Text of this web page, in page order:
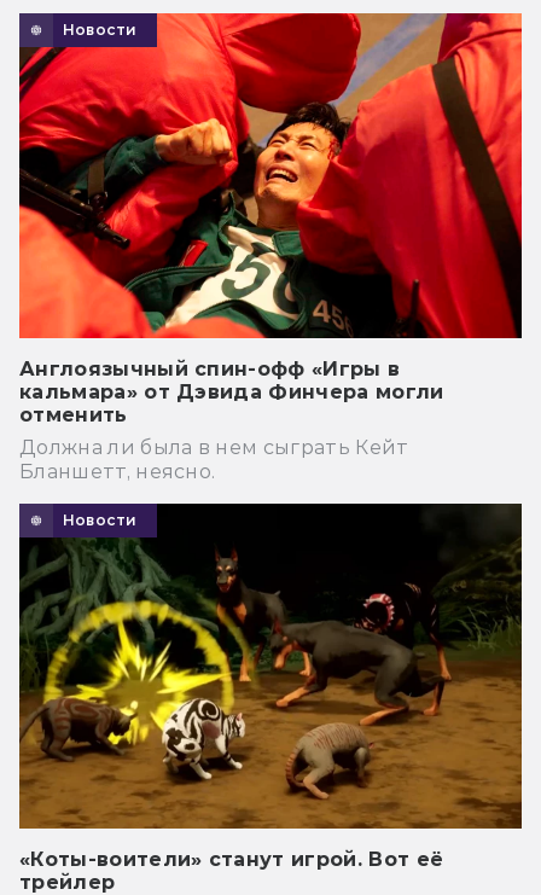
Новости
Англоязычный спин-офф «Игры в
кальмара» от Дэвида Финчера могли
отменить
Должна ли была в нем сыграть Кейт
Бланшетт, неясно.
Новости
«Коты-воители» станут игрой. Вот её
трейлер